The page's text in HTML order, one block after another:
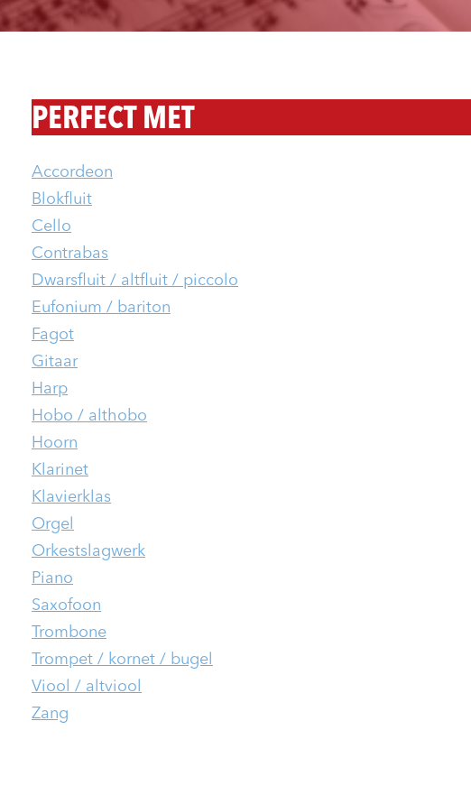
PERFECT MET
Accordeon
Blokfluit
Cello
Contrabas
Dwarsfluit / altfluit / piccolo
Eufonium / bariton
Fagot
Gitaar
Harp
Hobo / althobo
Hoorn
Klarinet
Klavierklas
Orgel
Orkestslagwerk
Piano
Saxofoon
Trombone
Trompet / kornet / bugel
Viool / altviool
Zang